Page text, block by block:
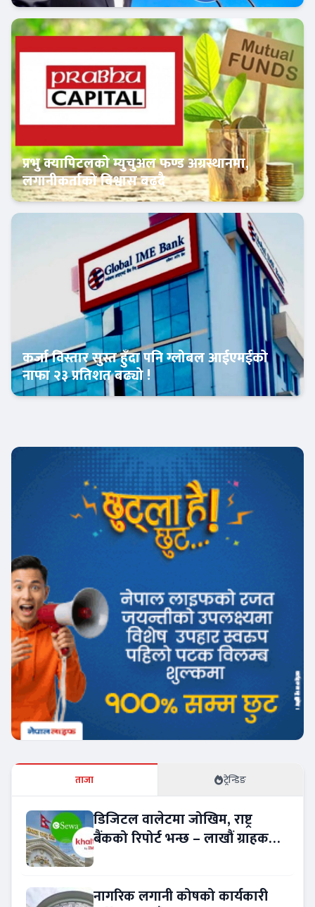
Banner News
प्रभु क्यापिटलको म्युचुअल फण्ड अग्रस्थानमा,
लगानीकर्ताको विश्वास बढ्दै
कर्जा विस्तार सुस्त हुँदा पनि ग्लोबल आईएमईको
नाफा २३ प्रतिशत बढ्यो !
ताजा ट्रेन्डिङ
डिजिटल वालेटमा जोखिम, राष्ट्र
बैंकको रिपोर्ट भन्छ – लाखौं ग्राहकको
नागरिक लगानी कोषको कार्यकारी